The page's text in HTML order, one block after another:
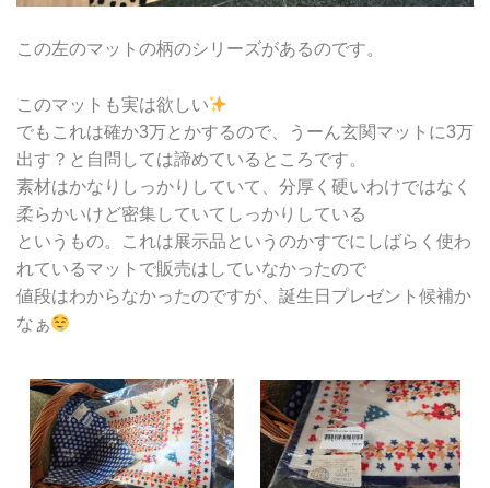
この左のマットの柄のシリーズがあるのです。
このマットも実は欲しい
でもこれは確か3万とかするので、うーん玄関マットに3万
出す？と自問しては諦めているところです。
素材はかなりしっかりしていて、分厚く硬いわけではなく
柔らかいけど密集していてしっかりしている
というもの。これは展示品というのかすでにしばらく使わ
れているマットで販売はしていなかったので
値段はわからなかったのですが、誕生日プレゼント候補か
なぁ